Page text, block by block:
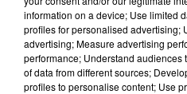
L'HOROSCOPE
information on a device; Use limited
profiles for personalised advertising;
advertising; Measure advertising
performance; Understand audiences
of data from different sources;
profiles to personalise content; Use